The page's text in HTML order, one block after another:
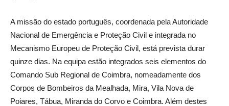
A missão do estado português, coordenada pela Autoridade
Nacional de Emergência e Proteção Civil e integrada no
Mecanismo Europeu de Proteção Civil, está prevista durar
quinze dias. Na equipa estão integrados seis elementos do
Comando Sub Regional de Coimbra, nomeadamente dos
Corpos de Bombeiros da Mealhada, Mira, Vila Nova de
Poiares, Tábua, Miranda do Corvo e Coimbra. Além destes